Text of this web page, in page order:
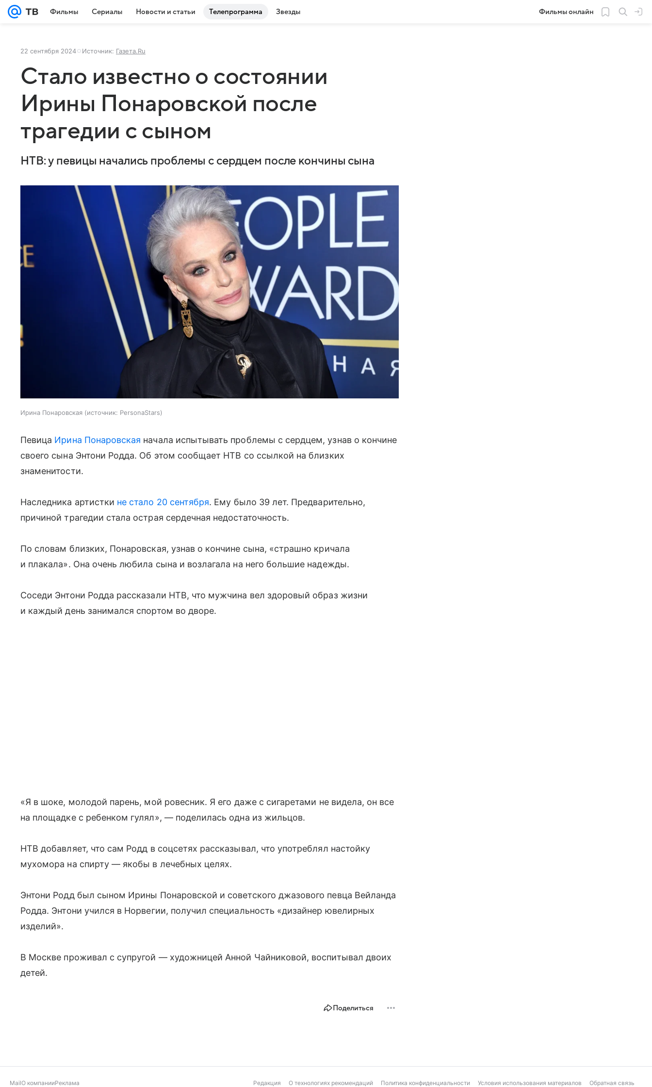
Фильмы Сериалы Новости и статьи Телепрограмма Звезды Фильмы онлайн
22 сентября 2024 Источник: Газета.Ru
Стало известно о состоянии
Ирины Понаровской после
трагедии с сыном
НТВ: у певицы начались проблемы с сердцем после кончины сына
Ирина Понаровская источник: PersonaStars
Певица Ирина Понаровская начала испытывать проблемы с сердцем, узнав о кончине
своего сына Энтони Родда. Об этом сообщает НТВ со ссылкой на близких
знаменитости.
Наследника артистки не стало 20 сентября. Ему было 39 лет. Предварительно,
причиной трагедии стала острая сердечная недостаточность.
По словам близких, Понаровская, узнав о кончине сына, «страшно кричала
и плакала». Она очень любила сына и возлагала на него большие надежды.
Соседи Энтони Родда рассказали НТВ, что мужчина вел здоровый образ жизни
и каждый день занимался спортом во дворе.
«Я в шоке, молодой парень, мой ровесник. Я его даже с сигаретами не видела, он все
на площадке с ребенком гулял», — поделилась одна из жильцов.
НТВ добавляет, что сам Родд в соцсетях рассказывал, что употреблял настойку
мухомора на спирту — якобы в лечебных целях.
Энтони Родд был сыном Ирины Понаровской и советского джазового певца Вейланда
Родда. Энтони учился в Норвегии, получил специальность «дизайнер ювелирных
изделий».
В Москве проживал с супругой — художницей Анной Чайниковой, воспитывал двоих
детей.
Поделиться
MailО компанииРеклама Редакция О технологиях рекомендаций Политика конфиденциальности Условия использования материалов Обратная связь